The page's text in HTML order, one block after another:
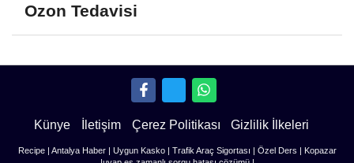
Ozon Tedavisi
Künye İletişim Çerez Politikası Gizlilik İlkeleri
Recipe| Antalya Haber| Uygun Kasko| Trafik Araç Sigortası Özel Ders
Kopazar